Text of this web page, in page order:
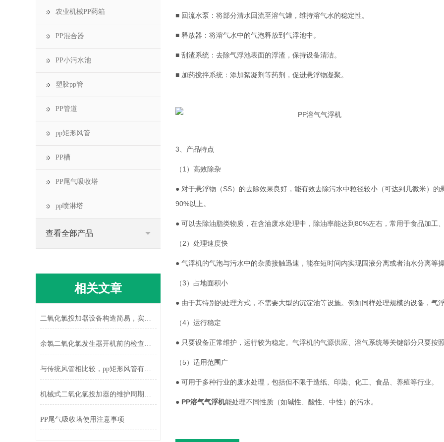
■ 回流水泵：将部分清水回流至溶气罐，维持溶气水的稳定性。
■ 释放器：将溶气水中的气泡释放到气浮池中。
■ 刮渣系统：去除气浮池表面的浮渣，保持设备清洁。
■ 加药搅拌系统：添加絮凝剂等药剂，促进悬浮物凝聚。
3、产品特点
（1）高效除杂
● 对于悬浮物（SS）的去除效果良好，能有效去除污水中粒径较小（可达到几微米）
90%以上。
● 可以去除油脂类物质，在含油废水处理中，除油率能达到80%左右，常用于食品加工
（2）处理速度快
● 气浮机的气泡与污水中的杂质接触迅速，能在短时间内实现固液分离或者油水分离等
（3）占地面积小
● 由于其特别的处理方式，不需要大型的沉淀池等设施。例如同样处理规模的设备，气
（4）运行稳定
● 只要设备正常维护，运行较为稳定。气浮机的气源供应、溶气系统等关键部分只要按
（5）适用范围广
● 可用于多种行业的废水处理，包括但不限于造纸、印染、化工、食品、养殖等行业。
● PP溶气气浮机能处理不同性质（如碱性、酸性、中性）的污水。
农业机械PP药箱
PP混合器
PP小污水池
塑胶pp管
PP管道
pp矩形风管
PP槽
PP尾气吸收塔
pp喷淋塔
查看全部产品
相关文章
二氧化氯投加器设备构造简易，实际操作便捷
余氯二氧化氯发生器开机前的检查事项
与传统风管相比较，pp矩形风管有着诸多优势
机械式二氧化氯投加器的维护周期是多久？
PP尾气吸收塔使用注意事项